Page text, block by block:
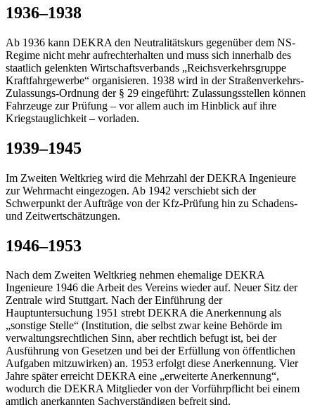
1936–1938
Ab 1936 kann DEKRA den Neutralitätskurs gegenüber dem NS-
Regime nicht mehr aufrechterhalten und muss sich innerhalb des
staatlich gelenkten Wirtschaftsverbands „Reichsverkehrsgruppe
Kraftfahrgewerbe“ organisieren. 1938 wird in der Straßenverkehrs-
Zulassungs-Ordnung der § 29 eingeführt: Zulassungsstellen können
Fahrzeuge zur Prüfung – vor allem auch im Hinblick auf ihre
Kriegstauglichkeit – vorladen.
1939–1945
Im Zweiten Weltkrieg wird die Mehrzahl der DEKRA Ingenieure
zur Wehrmacht eingezogen. Ab 1942 verschiebt sich der
Schwerpunkt der Aufträge von der Kfz-Prüfung hin zu Schadens-
und Zeitwertschätzungen.
1946–1953
Nach dem Zweiten Weltkrieg nehmen ehemalige DEKRA
Ingenieure 1946 die Arbeit des Vereins wieder auf. Neuer Sitz der
Zentrale wird Stuttgart. Nach der Einführung der
Hauptuntersuchung 1951 strebt DEKRA die Anerkennung als
„sonstige Stelle“ (Institution, die selbst zwar keine Behörde im
verwaltungsrechtlichen Sinn, aber rechtlich befugt ist, bei der
Ausführung von Gesetzen und bei der Erfüllung von öffentlichen
Aufgaben mitzuwirken) an. 1953 erfolgt diese Anerkennung. Vier
Jahre später erreicht DEKRA eine „erweiterte Anerkennung“,
wodurch die DEKRA Mitglieder von der Vorführpflicht bei einem
amtlich anerkannten Sachverständigen befreit sind.